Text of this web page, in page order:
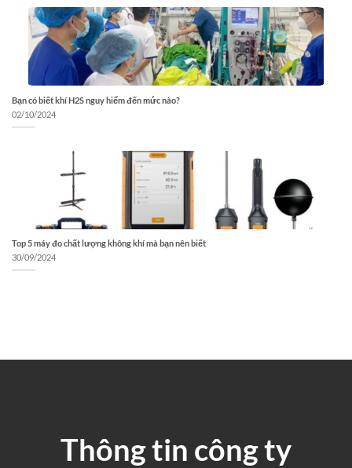
Bạn có biết khí H2S nguy hiểm đến mức nào?
02/10/2024
Top 5 máy đo chất lượng không khí mà bạn nên biết
30/09/2024
Thông tin công ty